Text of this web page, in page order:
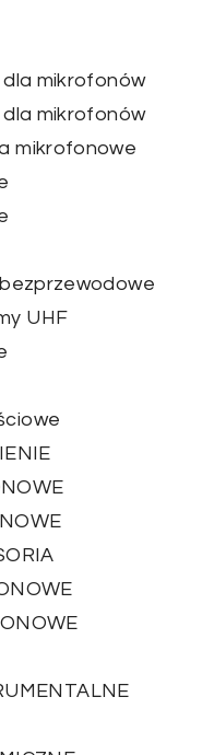
mikrofonów
mikrofonów
mikrofonowe
UHF